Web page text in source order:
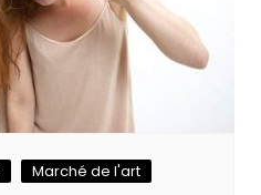
Marché de l'art